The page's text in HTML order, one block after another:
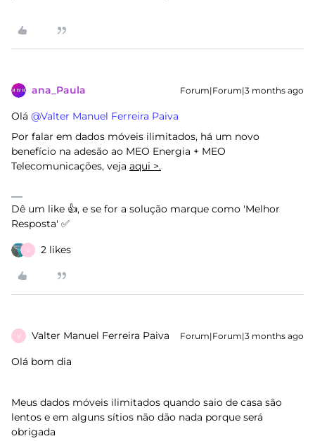
ana_Paula Forum|Forum|3 months ago
Olá ​ @Valter Manuel Ferreira Paiva
Por falar em dados móveis ilimitados, há um novo
benefício na adesão ao MEO Energia + MEO
Telecomunicações, veja aqui >.
Dê um like 👍, e se for a solução marque como 'Melhor
Resposta' ✅
V 2 likes
V Valter Manuel Ferreira Paiva Forum|Forum|3 months ago
Olá bom dia
Meus dados móveis ilimitados quando saio de casa são
lentos e em alguns sítios não dão nada porque será
obrigada